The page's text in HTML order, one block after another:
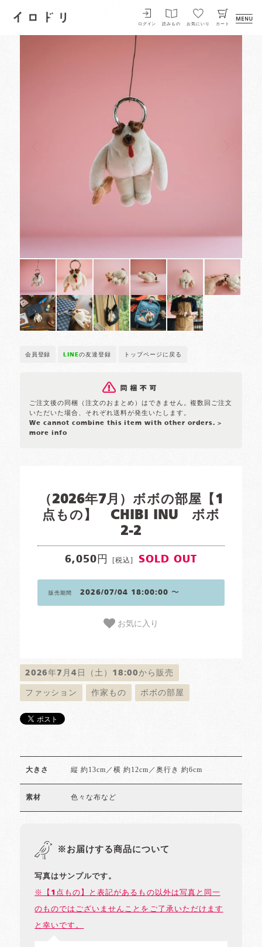
イロドリ
ログイン 読みもの お気にいり カート
会員登録 LINEの友達登録 トップページに戻る
ご注文後の同梱（注文のおまとめ）はできません。複数回ご注文
いただいた場合、それぞれ送料が発生いたします。
We cannot combine this item with other orders. >
more info
（2026年7月）ボボの部屋【1
点もの】 CHIBI INU ボボ
2-2
6,050円 [税込] SOLD OUT
販売期間 2026/07/04 18:00:00 〜
お気に入り
2026年7月4日（土）18:00から販売
ファッション 作家もの ボボの部屋
大きさ 縦 約13cm／横 約12cm／奥行き 約6cm
素材 色々な布など
※お届けする商品について
写真はサンプルです。
※【1点もの】と表記があるもの以外は写真と同一
のものではございませんことをご了承いただけます
と幸いです。